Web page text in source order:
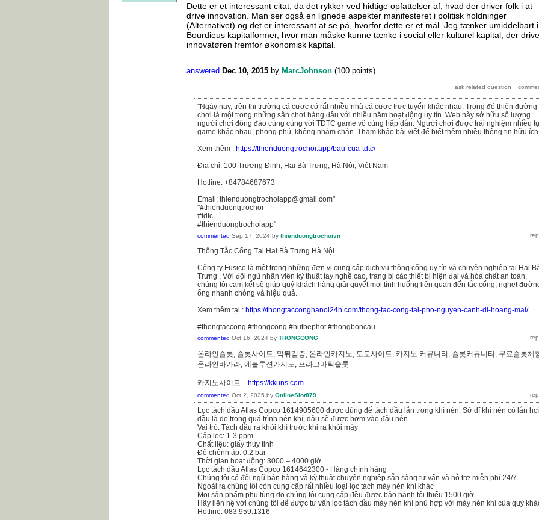
Dette er et interessant citat, da det rykker ved hidtige opfattelser af, hvad der driver folk i at
drive innovation. Man ser også en lignede aspekter manifesteret i politisk holdninger
(Alternativet) og det er interessant at se på, hvorfor dette er et mål. Jeg tænker umiddelbart i
Bourdieus kapitalformer, hvor man måske kunne tænke i social eller kulturel kapital, der
innovatøren fremfor økonomisk kapital.
answered Dec 10, 2015 by MarcJohnson (100 points)
"Ngày nay, trên thị trường cá cược có rất nhiều nhà cá cược trực tuyến khác nhau. Trong đó thiên đường
chơi là một trong những sân chơi hàng đầu với nhiều năm hoạt động uy tín. Web này sở hữu số lượng
người chơi đông đảo cùng cùng với TDTC game vô cùng hấp dẫn. Người chơi được trải nghiệm nhiều
game khác nhau, phong phú, không nhàm chán. Tham khảo bài viết để biết thêm nhiều thông tin hữu
Xem thêm : https://thienduongtrochoi.app/bau-cua-tdtc/
Địa chỉ: 100 Trương Định, Hai Bà Trưng, Hà Nội, Việt Nam
Hotline: +84784687673
Email: thienduongtrochoiapp@gmail.com"
"#thienduongtrochoi
#tdtc
#thienduongtrochoiapp"
commented Sep 17, 2024 by thienduongtrochoivn
Thông Tắc Cống Tại Hai Bà Trưng Hà Nội
Công ty Fusico là một trong những đơn vị cung cấp dịch vụ thông cống uy tín và chuyên nghiệp tại Hai
Trưng . Với đội ngũ nhân viên kỹ thuật tay nghề cao, trang bị các thiết bị hiện đại và hóa chất an toàn,
chúng tôi cam kết sẽ giúp quý khách hàng giải quyết mọi tình huống liên quan đến tắc cống, nghẹt
ống nhanh chóng và hiệu quả.
Xem thêm tại : https://thongtacconghanoi24h.com/thong-tac-cong-tai-pho-nguyen-canh-di-hoang-mai/
#thongtaccong #thongcong #hutbephot #thongboncau
commented Oct 16, 2024 by THONGCONG
온라인슬롯, 슬롯사이트, 먹튀검증, 온라인카지노, 토토사이트, 카지노 커뮤니티, 슬롯커뮤니티, 무료슬롯체
온라인바카라, 에볼루션카지노, 프라그마틱슬롯
카지노사이트 https://kkuns.com
commented Oct 2, 2025 by OnlineSlot879
Lọc tách dầu Atlas Copco 1614905600 được dùng để tách dầu lẫn trong khí nén. Sở dĩ khí nén có lẫn
dầu là do trong quá trình nén khí, dầu sẽ được bơm vào đầu nén.
Vai trò: Tách dầu ra khỏi khí trước khi ra khỏi máy
Cấp lọc: 1-3 ppm
Chất liệu: giấy thủy tinh
Độ chênh áp: 0.2 bar
Thời gian hoạt động: 3000 – 4000 giờ
Lọc tách dầu Atlas Copco 1614642300 - Hàng chính hãng
Chúng tôi có đội ngũ bán hàng và kỹ thuật chuyên nghiệp sẵn sàng tư vấn và hỗ trợ miễn phí 24/7
Ngoài ra chúng tôi còn cung cấp rất nhiều loại lọc tách máy nén khí khác
Mọi sản phẩm phụ tùng do chúng tôi cung cấp đều được bảo hành tối thiểu 1500 giờ
Hãy liên hệ với chúng tôi để được tư vấn lọc tách dầu máy nén khí phù hợp với máy nén khí của quý
Hotline: 083.959.1316